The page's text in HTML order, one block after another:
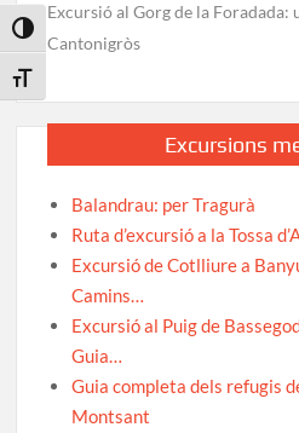
Toggle High Contrast
Toggle Font size
Excursió al Gorg de la Foradada:
Cantonigròs
Excursions
Balandrau: per Tragurà
Ruta d’excursió a la Tossa
Excursió de Cotlliure a
Camins…
Excursió al Puig de
Guia…
Guia completa dels refugis
Montsant